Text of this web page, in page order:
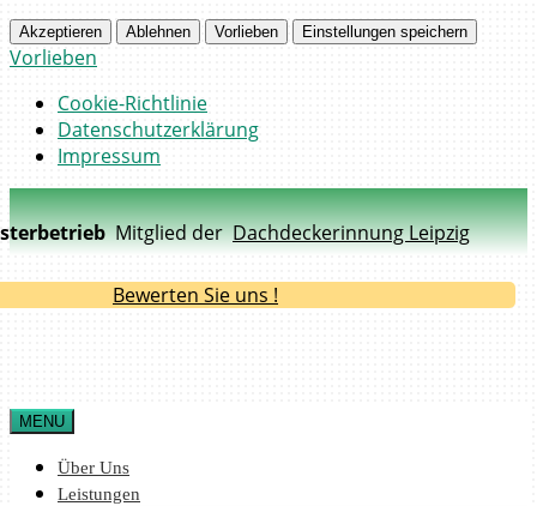
Akzeptieren Ablehnen Vorlieben Einstellungen speichern
Vorlieben
Cookie-Richtlinie
Datenschutzerklärung
Impressum
Mitglied derDachdeckerinnung Leipzig
Bewerten Sie uns !
MENU
Über Uns
Leistungen